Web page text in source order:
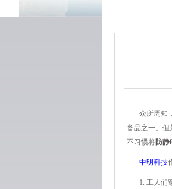
众所周知，
备品之一。但
不习惯将防静
中明科技
1. 工人们